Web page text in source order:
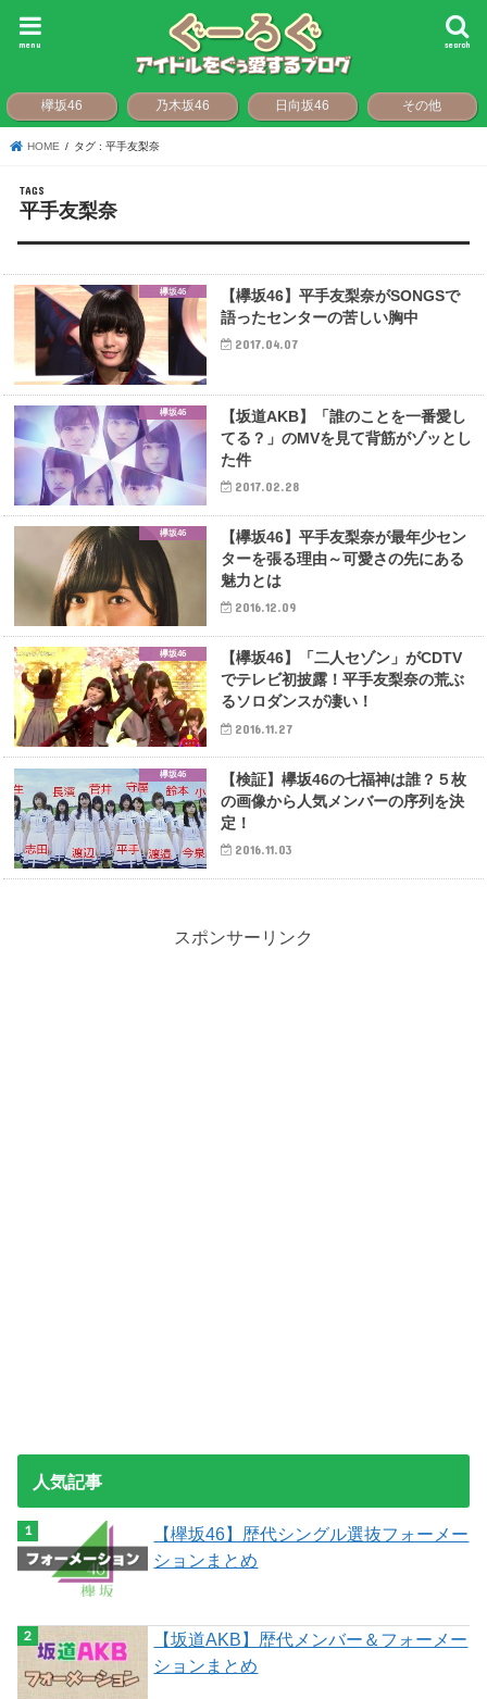
search
menu
欅坂46 乃木坂46 日向坂46 その他
HOME タグ : 平手友梨奈
平手友梨奈
欅坂46
【欅坂46】平手友梨奈がSONGSで
語ったセンターの苦しい胸中
2017.04.07
欅坂46
【坂道AKB】「誰のことを一番愛し
てる？」のMVを見て背筋がゾッとし
た件
2017.02.28
欅坂46
【欅坂46】平手友梨奈が最年少セン
ターを張る理由～可愛さの先にある
魅力とは
2016.12.09
欅坂46
【欅坂46】「二人セゾン」がCDTV
でテレビ初披露！平手友梨奈の荒ぶ
るソロダンスが凄い！
2016.11.27
欅坂46
【検証】欅坂46の七福神は誰？５枚
の画像から人気メンバーの序列を決
定！
2016.11.03
スポンサーリンク
人気記事
【欅坂46】歴代シングル選抜フォーメー
ションまとめ
【坂道AKB】歴代メンバー＆フォーメー
ションまとめ